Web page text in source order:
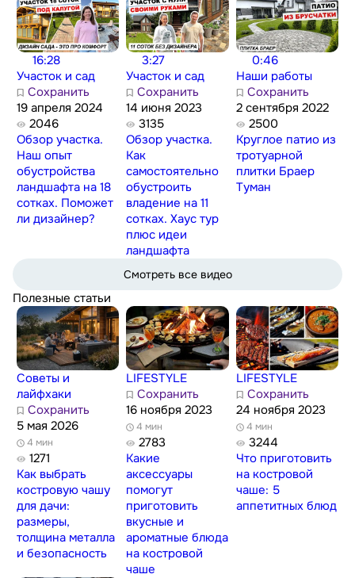
16:28
Участок и сад
Сохранить
19 апреля 2024
2046
Обзор участка.
Наш опыт
обустройства
ландшафта на 18
сотках. Поможет
ли дизайнер?
3:27
Участок и сад
Сохранить
14 июня 2023
3135
Обзор участка.
Как
самостоятельно
обустроить
владение на 11
сотках. Хаус тур
плюс идеи
ландшафта
0:46
Наши работы
Сохранить
2 сентября 2022
2500
Круглое патио из
тротуарной
плитки Браер
Туман
Смотреть все видео
Полезные статьи
Советы и
лайфхаки
Сохранить
5 мая 2026
4 мин
1271
Как выбрать
костровую чашу
для дачи:
размеры,
толщина металла
и безопасность
LIFESTYLE
Сохранить
16 ноября 2023
4 мин
2783
Какие
аксессуары
помогут
приготовить
вкусные и
ароматные блюда
на костровой
чаше
LIFESTYLE
Сохранить
24 ноября 2023
4 мин
3244
Что приготовить
на костровой
чаше: 5
аппетитных блюд